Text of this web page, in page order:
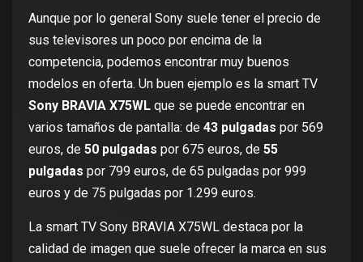
Aunque por lo general Sony suele tener el precio de
sus televisores un poco por encima de la
competencia, podemos encontrar muy buenos
modelos en oferta. Un buen ejemplo es la smart TV
Sony BRAVIA X75WL que se puede encontrar en
varios tamaños de pantalla: de 43 pulgadas por 569
euros, de 50 pulgadas por 675 euros, de 55
pulgadas por 799 euros, de 65 pulgadas por 999
euros y de 75 pulgadas por 1.299 euros.
La smart TV Sony BRAVIA X75WL destaca por la
calidad de imagen que suele ofrecer la marca en sus